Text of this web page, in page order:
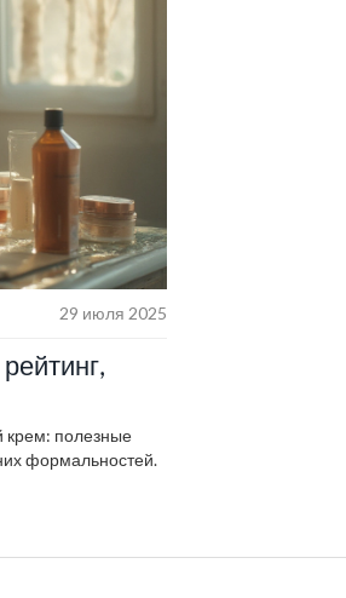
29 июля 2025
крем: полезные
формальностей.